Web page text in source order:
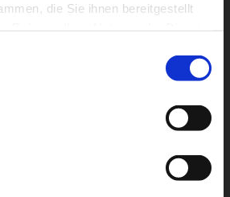
die Sie ihnen bereitgestellt
Sie auch